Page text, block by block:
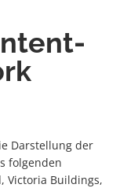
Darstellung der
folgenden
Victoria Buildings,